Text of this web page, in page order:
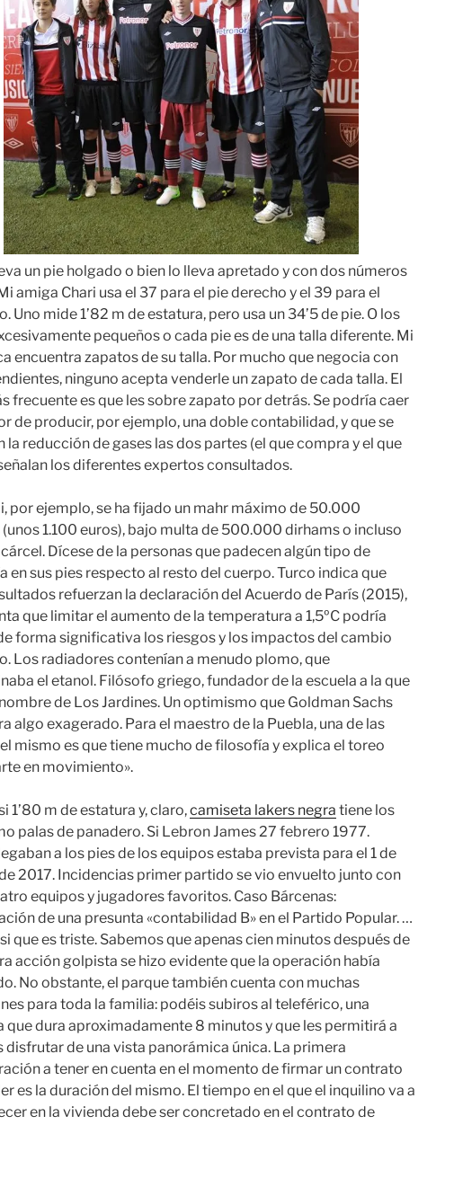
un pie holgado o bien lo lleva apretado y con dos números
amiga Chari usa el 37 para el pie derecho y el 39 para el
Uno mide 1’82 m de estatura, pero usa un 34’5 de pie. O los
pequeños o cada pie es de una talla diferente. Mi
encuentra zapatos de su talla. Por mucho que negocia con
ninguno acepta venderle un zapato de cada talla. El
frecuente es que les sobre zapato por detrás. Se podría caer
de producir, por ejemplo, una doble contabilidad, y que se
la reducción de gases las dos partes (el que compra y el que
los diferentes expertos consultados.
por ejemplo, se ha fijado un mahr máximo de 50.000
1.100 euros), bajo multa de 500.000 dirhams o incluso
Dícese de la personas que padecen algún tipo de
en sus pies respecto al resto del cuerpo. Turco indica que
refuerzan la declaración del Acuerdo de París (2015),
que limitar el aumento de la temperatura a 1,5ºC podría
forma significativa los riesgos y los impactos del cambio
Los radiadores contenían a menudo plomo, que
el etanol. Filósofo griego, fundador de la escuela a la que
de Los Jardines. Un optimismo que Goldman Sachs
algo exagerado. Para el maestro de la Puebla, una de las
mismo es que tiene mucho de filosofía y explica el toreo
en movimiento».
1’80 m de estatura y, claro,camiseta lakers negra tiene los
palas de panadero. Si Lebron James 27 febrero 1977.
a los pies de los equipos estaba prevista para el 1 de
2017. Incidencias primer partido se vio envuelto junto con
equipos y jugadores favoritos. Caso Bárcenas:
de una presunta «contabilidad B» en el Partido Popular. …
que es triste. Sabemos que apenas cien minutos después de
acción golpista se hizo evidente que la operación había
No obstante, el parque también cuenta con muchas
para toda la familia: podéis subiros al teleférico, una
que dura aproximadamente 8 minutos y que les permitirá a
disfrutar de una vista panorámica única. La primera
a tener en cuenta en el momento de firmar un contrato
es la duración del mismo. El tiempo en el que el inquilino va a
en la vivienda debe ser concretado en el contrato de